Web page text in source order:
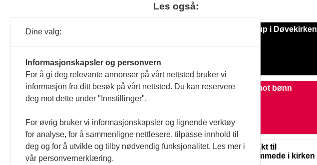
Les også:
Drop-in-bryllup i Døvekirken
Selvforsvar mot bønn
Vil ha mer makt til
funksjonshemmede i kirken
Dine valg:
Informasjonskapsler og personvern
For å gi deg relevante annonser på vårt nettsted bruker vi
informasjon fra ditt besøk på vårt nettsted. Du kan reservere
deg mot dette under "Innstillinger".
For øvrig bruker vi informasjonskapsler og lignende verktøy
for analyse, for å sammenligne nettlesere, tilpasse innhold til
deg og for å utvikle og tilby nødvendig funksjonalitet. Les mer i
vår personvernerklæring.